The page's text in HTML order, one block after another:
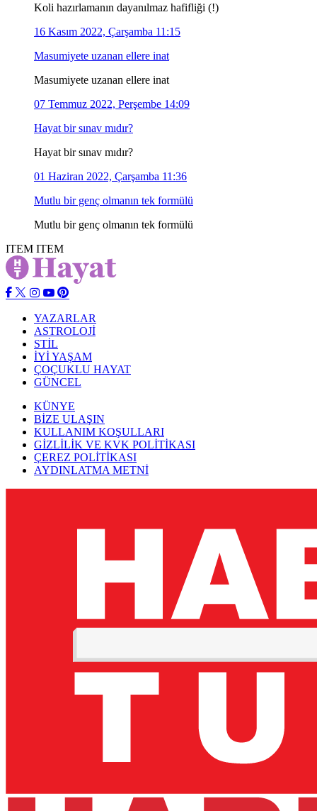
Koli hazırlamanın dayanılmaz hafifliği (!)
16 Kasım 2022, Çarşamba 11:15
Masumiyete uzanan ellere inat
Masumiyete uzanan ellere inat
07 Temmuz 2022, Perşembe 14:09
Hayat bir sınav mıdır?
Hayat bir sınav mıdır?
01 Haziran 2022, Çarşamba 11:36
Mutlu bir genç olmanın tek formülü
Mutlu bir genç olmanın tek formülü
ITEM ITEM
YAZARLAR
ASTROLOJİ
STİL
İYİ YAŞAM
ÇOÇUKLU HAYAT
GÜNCEL
KÜNYE
BİZE ULAŞIN
KULLANIM KOŞULLARI
GİZLİLİK VE KVK POLİTİKASI
ÇEREZ POLİTİKASI
AYDINLATMA METNİ